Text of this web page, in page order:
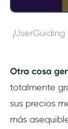
Otra cosa
totalmente
sus precios
más